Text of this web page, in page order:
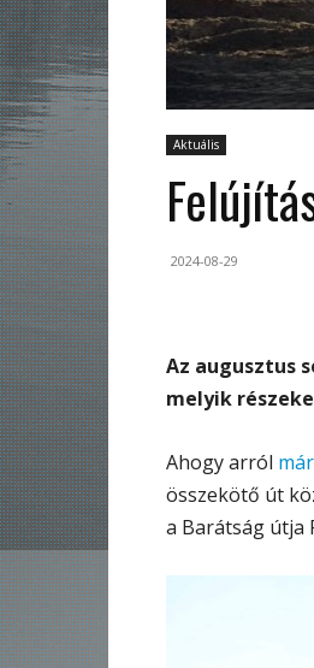
Aktuális
2024-08-29
Az augusztus
melyik
Ahogy arról
összekötő út
a Barátság útja